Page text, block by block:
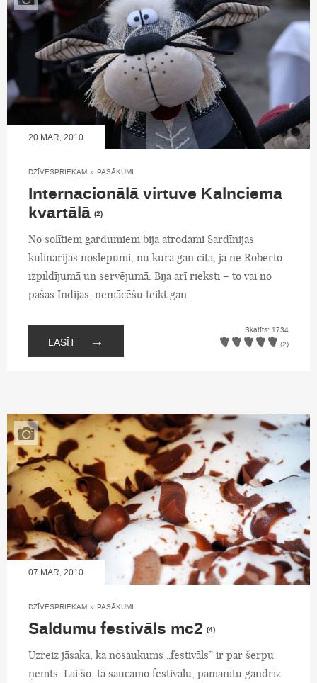
20.MAR, 2010
DZĪVESPRIEKAM » PASĀKUMI
Internacionālā virtuve Kalnciema
kvartālā (2)
No solītiem gardumiem bija atrodami Sardīnijas
kulinārijas noslēpumi, nu kura gan cita, ja ne Roberto
izpildījumā un servējumā. Bija arī rieksti – to vai no
pašas Indijas, nemācēšu teikt gan.
LASĪT →
Skatīts: 1734
(2)
07.MAR, 2010
DZĪVESPRIEKAM » PASĀKUMI
Saldumu festivāls mc2 (4)
Uzreiz jāsaka, ka nosaukums „festivāls” ir par šerpu
ņemts. Lai šo, tā saucamo festivālu, pamanītu gandrīz